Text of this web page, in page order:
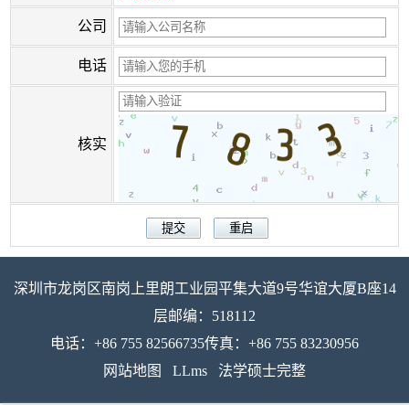
公司
电话
核实
深圳市龙岗区南岗上里朗工业园平集大道9号华谊大厦B座14
层邮编：518112
电话：+86 755 82566735传真：+86 755 83230956
网站地图
LLms 法学硕士完整